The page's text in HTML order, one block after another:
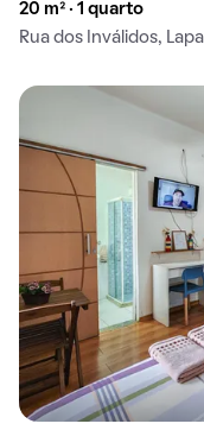
20 m² · 1 quarto
Rua dos Inválidos,